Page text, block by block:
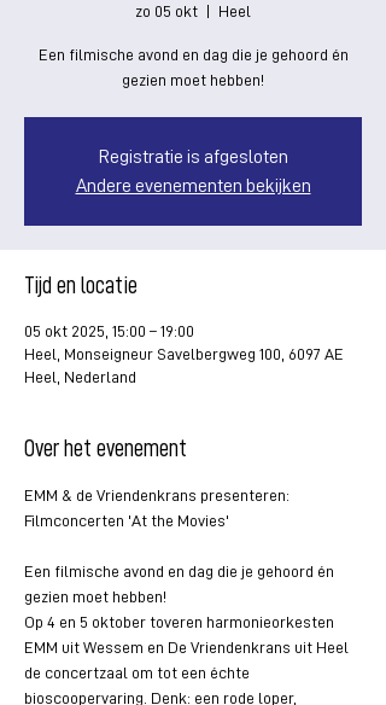
zo 05 okt
  |
Heel
Een filmische avond en dag die je gehoord én
gezien moet hebben!
Registratie is afgesloten
Andere evenementen bekijken
Tijd en locatie
05 okt 2025, 15:00 – 19:00
Heel, Monseigneur Savelbergweg 100, 6097 AE
Heel, Nederland
Over het evenement
EMM & de Vriendenkrans presenteren:
Filmconcerten 'At the Movies'
Een filmische avond en dag die je gehoord én
gezien moet hebben!
Op 4 en 5 oktober toveren harmonieorkesten
EMM uit Wessem en De Vriendenkrans uit Heel
de concertzaal om tot een échte
bioscoopervaring. Denk: een rode loper,